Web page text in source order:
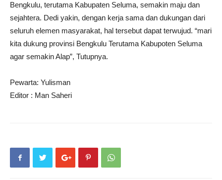
Bengkulu, terutama Kabupaten Seluma, semakin maju dan
sejahtera. Dedi yakin, dengan kerja sama dan dukungan dari
seluruh elemen masyarakat, hal tersebut dapat terwujud. “mari
kita dukung provinsi Bengkulu Terutama Kabupoten Seluma
agar semakin Alap”, Tutupnya.
Pewarta: Yulisman
Editor : Man Saheri